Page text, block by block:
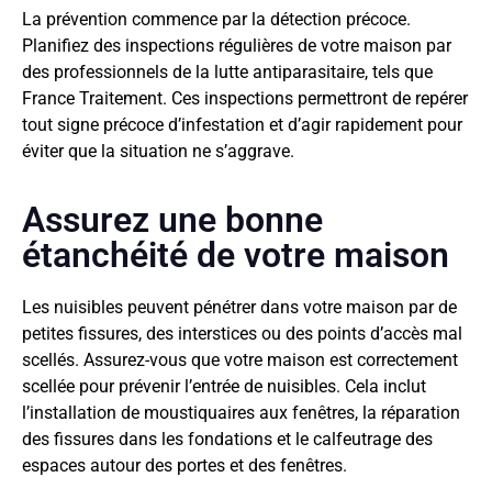
La prévention commence par la détection précoce.
Planifiez des inspections régulières de votre maison par
des professionnels de la lutte antiparasitaire, tels que
France Traitement. Ces inspections permettront de repérer
tout signe précoce d’infestation et d’agir rapidement pour
éviter que la situation ne s’aggrave.
Assurez une bonne
étanchéité de votre maison
Les nuisibles peuvent pénétrer dans votre maison par de
petites fissures, des interstices ou des points d’accès mal
scellés. Assurez-vous que votre maison est correctement
scellée pour prévenir l’entrée de nuisibles. Cela inclut
l’installation de moustiquaires aux fenêtres, la réparation
des fissures dans les fondations et le calfeutrage des
espaces autour des portes et des fenêtres.